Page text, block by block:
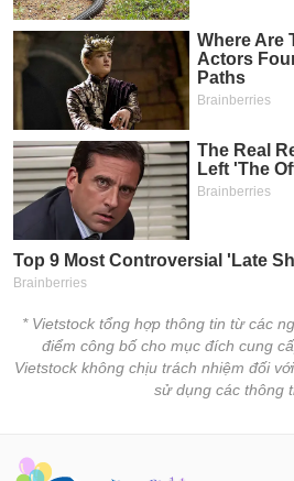
* Vietstock tổng hợp thông tin từ các
điểm công bố cho mục đích cung
Vietstock không chịu trách nhiệm đối
sử dụng các thông